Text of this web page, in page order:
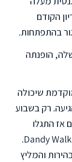
הקודם
בהתפתחות.
שלה, הופנתה
שיכולה
רק בשבוע
אז התגלו
מומים קשים במוח העובר: תסמונת Dandy Walker.
והמליץ